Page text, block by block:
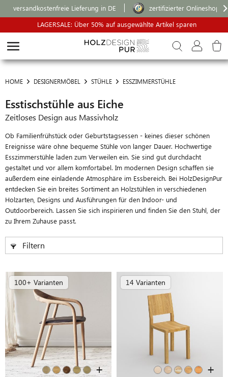
versandkostenfreie Lieferung in DE
zertifizierter Onlineshop
LAGERSALE: Über 50% auf ausgewählte Artikel sparen
HOME DESIGNERMÖBEL STÜHLE ESSZIMMERSTÜHLE
Esstischstühle aus Eiche
Zeitloses Design aus Massivholz
Ob Familienfrühstück oder Geburtstagsessen - keines dieser schönen
Ereignisse wäre ohne bequeme Stühle von langer Dauer. Hochwertige
Esszimmerstühle laden zum Verweilen ein. Sie sind gut durchdacht
gestaltet und vor allem komfortabel. Im modernen Design schaffen sie
außerdem eine einladende Atmosphäre im Essbereich. Bei HolzDesignPur
entdecken Sie ein breites Sortiment an Holzstühlen in verschiedenen
Holzarten, Designs und Ausführungen für den Indoor- und
Outdoorbereich. Lassen Sie sich inspirieren und finden Sie den Stuhl, der
zu Ihrem Zuhause passt.
Filtern
100+ Varianten
+
14 Varianten
+